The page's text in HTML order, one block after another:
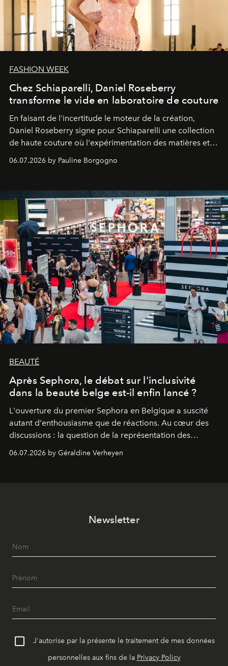
FASHION WEEK
Chez Schiaparelli, Daniel Roseberry
transforme le vide en laboratoire de couture
En faisant de l'incertitude le moteur de la création,
Daniel Roseberry signe pour Schiaparelli une collection
de haute couture où l'expérimentation des matières et le
mode, sculpture et art.
06.07.2026 by Pauline Borgogno
BEAUTÉ
Après Sephora, le débat sur l'inclusivité
dans la beauté belge est-il enfin lancé ?
L'ouverture du premier Sephora en Belgique a suscité
autant d'enthousiasme que de réactions. Au cœur des
discussions : la question de la représentation des
l'inclusivité dans l'industrie belge de la beauté.
06.07.2026 by Géraldine Verheyen
Newsletter
J'autorise par la présente le traitement de mes données
personnelles aux fins de la Privacy Policy